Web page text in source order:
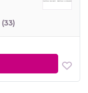
(33)